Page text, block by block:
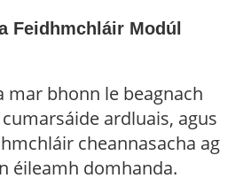
Feidhmchláir Modúl
mar bhonn le beagnach
ardluais, agus
cheannasacha ag
éileamh domhanda.